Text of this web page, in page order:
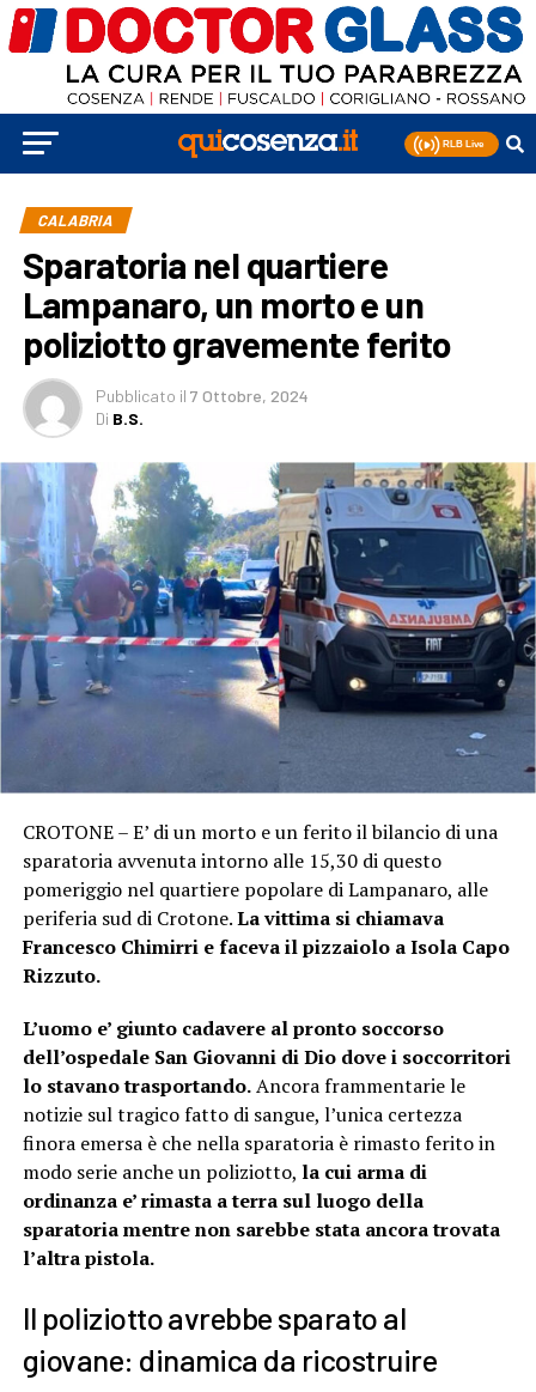
CALABRIA
Sparatoria nel quartiere
Lampanaro, un morto e un
poliziotto gravemente ferito
Pubblicato il 7 Ottobre, 2024
Di B.S.
CROTONE – E’ di un morto e un ferito il bilancio di una
sparatoria avvenuta intorno alle 15,30 di questo
pomeriggio nel quartiere popolare di Lampanaro, alle
periferia sud di Crotone.La vittima si chiamava
Francesco Chimirri e faceva il pizzaiolo a Isola Capo
Rizzuto.
L’uomo e’ giunto cadavere al pronto soccorso
dell’ospedale San Giovanni di Dio dove i soccorritori
lo stavano trasportando.Ancora frammentarie le
notizie sul tragico fatto di sangue, l’unica certezza
finora emersa è che nella sparatoria è rimasto ferito in
modo serie anche un poliziotto, la cui arma di
ordinanza e’ rimasta a terra sul luogo della
sparatoria mentre non sarebbe stata ancora trovata
l’altra pistola.
Il poliziotto avrebbe sparato al
giovane: dinamica da ricostruire